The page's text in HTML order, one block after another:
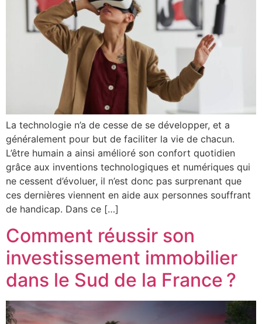
La technologie n’a de cesse de se développer, et a
généralement pour but de faciliter la vie de chacun.
L’être humain a ainsi amélioré son confort quotidien
grâce aux inventions technologiques et numériques qui
ne cessent d’évoluer, il n’est donc pas surprenant que
ces dernières viennent en aide aux personnes souffrant
de handicap. Dans ce […]
Comment réussir son
investissement immobilier
dans le Sud de la France ?